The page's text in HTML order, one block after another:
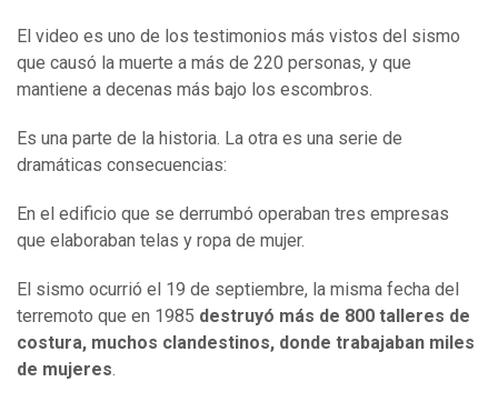
El video es uno de los testimonios más vistos del sismo
que causó la muerte a más de 220 personas, y que
mantiene a decenas más bajo los escombros.
Es una parte de la historia. La otra es una serie de
dramáticas consecuencias:
En el edificio que se derrumbó operaban tres empresas
que elaboraban telas y ropa de mujer.
El sismo ocurrió el 19 de septiembre, la misma fecha del
terremoto que en 1985 destruyó más de 800 talleres de
costura, muchos clandestinos, donde trabajaban miles
de mujeres.